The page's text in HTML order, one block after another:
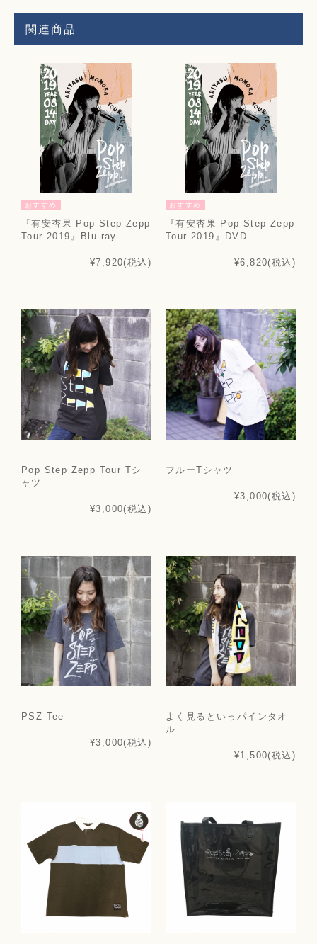
関連商品
おすすめ
『有安杏果 Pop Step Zepp
Tour 2019』Blu-ray
¥7,920(税込)
おすすめ
『有安杏果 Pop Step Zepp
Tour 2019』DVD
¥6,820(税込)
Pop Step Zepp Tour Tシ
ャツ
¥3,000(税込)
フルーTシャツ
¥3,000(税込)
PSZ Tee
¥3,000(税込)
よく見るといっパインタオ
ル
¥1,500(税込)